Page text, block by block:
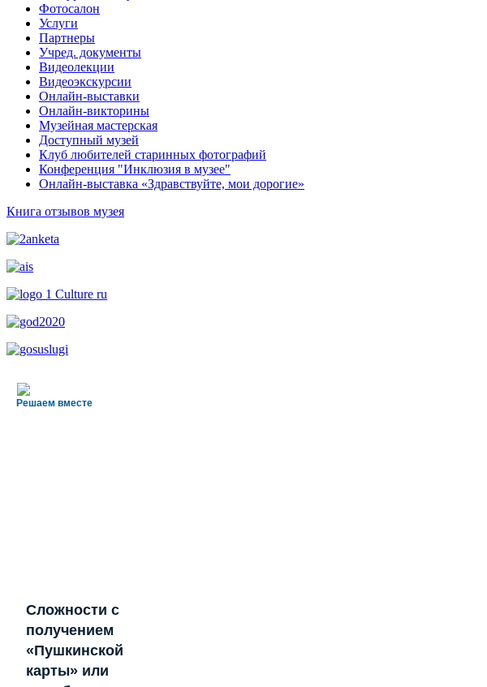
Фотосалон
Услуги
Партнеры
Учред. документы
Видеолекции
Видеоэкскурсии
Онлайн-выставки
Онлайн-викторины
Музейная мастерская
Доступный музей
Клуб любителей старинных фотографий
Конференция "Инклюзия в музее"
Онлайн-выставка «Здравствуйте, мои дорогие»
Книга отзывов музея
Решаем вместе
Сложности с
получением
«Пушкинской
карты» или